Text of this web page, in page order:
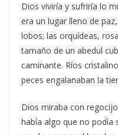
Dios viviría y sufriría lo
era un lugar lleno de
lobos; las orquídeas,
tamaño de un abedul
caminante. Ríos
peces engalanaban la
Dios miraba con
había algo que no podía